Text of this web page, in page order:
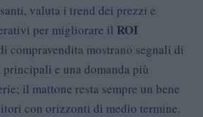
valuta i trend dei prezzi e
per migliorare il ROI
compravendita mostrano segnali di
e una domanda più
il mattone resta sempre un bene
con orizzonti di medio termine.